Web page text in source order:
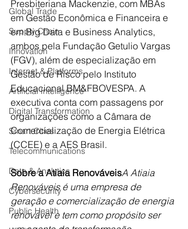
Global Trade
Supply Chain
Innovation
Internet & Platforms
Artificial Intelligence
Digital Transformation
Smart Cities
Telecommunications
Data & Analytics
Cybersecurity
Public Health
Presbiteriana Mackenzie, com MBAs
em Gestão Econômica e Financeira e
em Big Data e Business Analytics,
ambos pela Fundação Getulio Vargas
(FGV), além de especialização em
Gestão de Risco pelo Instituto
Educacional BM&FBOVESPA. A
executiva conta com passagens por
organizações como a Câmara de
Comercialização de Energia Elétrica
(CCEE) e a AES Brasil.
Sobre a Atiaia RenováveisA Atiaia
Renováveis é uma empresa de
geração e comercialização de energia
renovável e tem como propósito ser